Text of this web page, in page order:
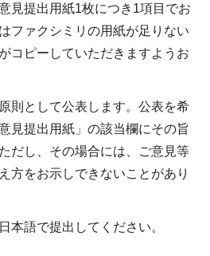
見提出用紙1枚につき1項目でお
ファクシミリの用紙が足りない
コピーしていただきますようお
則として公表します。公表を希
見提出用紙」の該当欄にその旨
だし、その場合には、ご意見等
方をお示しできないことがあり
本語で提出してください。